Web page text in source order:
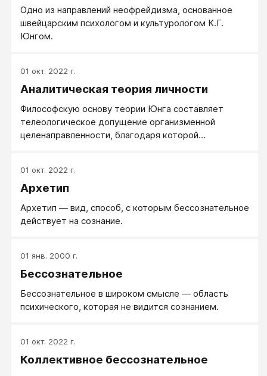
Одно из направлений неофрейдизма, основанное
швейцарским психологом и культурологом К.Г.
Юнгом.
01 окт. 2022 г.
Аналитическая теория личности
Философскую основу теории Юнга составляет
телеологическое допущение организменной
целенаправленности, благодаря которой
заложенным в уникальном потенциале
психологического центра, названному Юнгом
01 окт. 2022 г.
Архетип
Архетип — вид, способ, с которым бессознательное
действует на сознание.
01 янв. 2000 г.
Бессознательное
Бессознательное в широком смысле — область
психического, которая не видится сознанием.
01 окт. 2022 г.
Коллективное бессознательное